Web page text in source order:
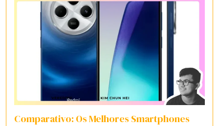
Comparativo: Os Melhores Smartphones